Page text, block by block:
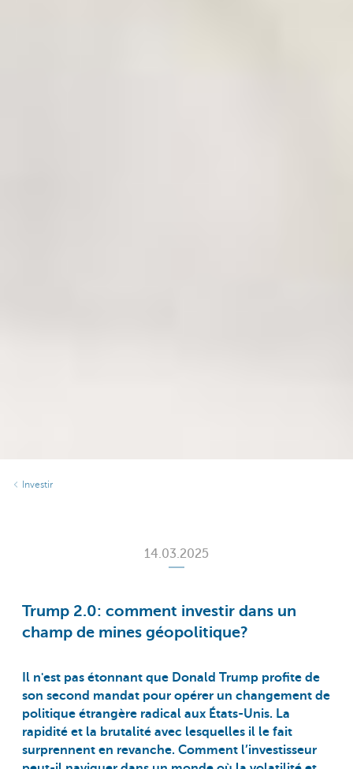
Investir
14.03.2025
Trump 2.0: comment investir dans un
champ de mines géopolitique?
Il n'est pas étonnant que Donald Trump profite de
son second mandat pour opérer un changement de
politique étrangère radical aux États-Unis. La
rapidité et la brutalité avec lesquelles il le fait
surprennent en revanche. Comment l’investisseur